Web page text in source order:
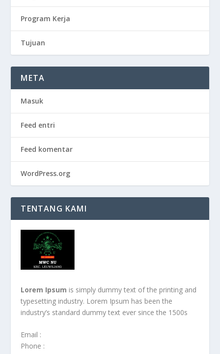
Program Kerja
Tujuan
META
Masuk
Feed entri
Feed komentar
WordPress.org
TENTANG KAMI
Lorem Ipsum is simply dummy text of the printing and
typesetting industry. Lorem Ipsum has been the
industry’s standard dummy text ever since the 1500s
Email :
Phone :